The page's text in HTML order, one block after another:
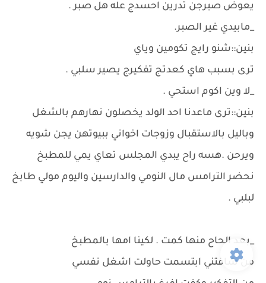
يعوض صبرجن تدرين احسدج عله هل صبر .
_مابيدي غير الصبر.
بنين::شنو رايج تكومين وياي
ترى بسبب هاي كعدتج تفكيرج يصير سلبي .
_لا وين اكوم استحي .
بنين::ترى ماعدنا احد الولد يخصلون نهارهم بالشغل
وباليل بالاستقبال وزوجات اخواني ببيوتهن يجن شويه
ويرحن .هسه راح يبدي المجلس تعاي يمي للمطبخ
نحضر الترامس مال النومي والدارسين واليوم مولي طابخ
لبلبي .
_بعد الحاح منها كمت . لكينا امها بالمطبخ
من شافتني ابتسمت حاولت اشغل نفسي